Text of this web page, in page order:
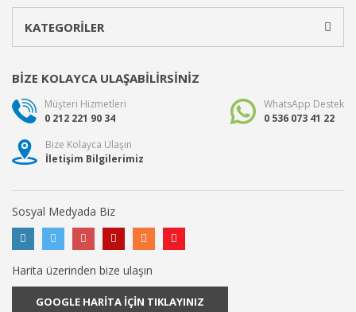
KATEGORİLER
BİZE KOLAYCA ULAŞABİLİRSİNİZ
Müşteri Hizmetleri
0 212 221 90 34
WhatsApp Destek
0 536 073 41 22
Bize Kolayca Ulaşın
İletişim Bilgilerimiz
Sosyal Medyada Biz
Harita üzerinden bize ulaşın
GOOGLE HARİTA İÇİN TIKLAYINIZ